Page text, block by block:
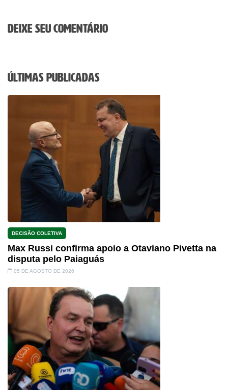
Deixe seu comentário
Últimas Publicadas
DECISÃO COLETIVA
Max Russi confirma apoio a Otaviano Pivetta na
disputa pelo Paiaguás
05 DE AGOSTO DE 2026